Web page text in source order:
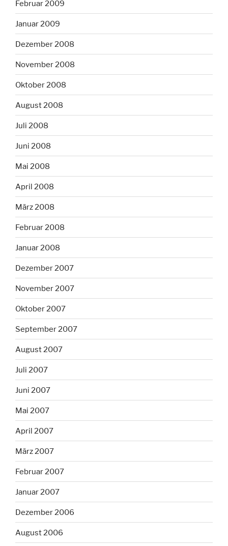
Februar 2009
Januar 2009
Dezember 2008
November 2008
Oktober 2008
August 2008
Juli 2008
Juni 2008
Mai 2008
April 2008
März 2008
Februar 2008
Januar 2008
Dezember 2007
November 2007
Oktober 2007
September 2007
August 2007
Juli 2007
Juni 2007
Mai 2007
April 2007
März 2007
Februar 2007
Januar 2007
Dezember 2006
August 2006